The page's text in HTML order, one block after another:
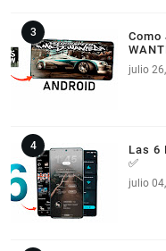
Como
julio
Las 6
✅
julio